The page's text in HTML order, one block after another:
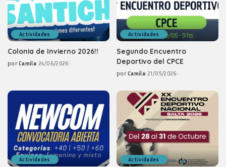
Actividades
Colonia de Invierno 2026!!
Posted
por Camila 24/06/2026
Actividades
Segundo Encuentro
Deportivo del CPCE
Posted
por Camila 21/05/2026
Actividades Actividades